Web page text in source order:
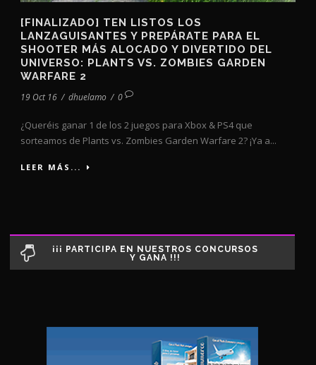
[FINALIZADO] TEN LISTOS LOS
LANZAGUISANTES Y PREPÁRATE PARA EL
SHOOTER MÁS ALOCADO Y DIVERTIDO DEL
UNIVERSO: PLANTS VS. ZOMBIES GARDEN
WARFARE 2
19 Oct 16 / dhuelamo / 0
¿Queréis ganar 1 de los 2 juegos para Xbox & PS4 que
sorteamos de Plants vs. Zombies Garden Warfare 2? ¡Ya a...
LEER MÁS...
¡¡¡ PARTICIPA EN NUESTROS CONCURSOS
Y GANA !!!